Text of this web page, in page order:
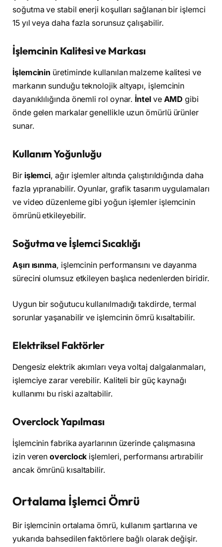
soğutma ve stabil enerji koşulları sağlanan bir işlemci
15 yıl veya daha fazla sorunsuz çalışabilir.
İşlemcinin Kalitesi ve Markası
İşlemcinin üretiminde kullanılan malzeme kalitesi ve
markanın sunduğu teknolojik altyapı, işlemcinin
dayanıklılığında önemli rol oynar. İntel ve AMDgibi
önde gelen markalar genellikle uzun ömürlü ürünler
sunar.
Kullanım Yoğunluğu
Bir işlemci, ağır işlemler altında çalıştırıldığında daha
fazla yıpranabilir. Oyunlar, grafik tasarım uygulamaları
ve video düzenleme gibi yoğun işlemler işlemcinin
ömrünü etkileyebilir.
Soğutma ve İşlemci Sıcaklığı
Aşırı ısınma, işlemcinin performansını ve dayanma
sürecini olumsuz etkileyen başlıca nedenlerden biridir.
Uygun bir soğutucu kullanılmadığı takdirde, termal
sorunlar yaşanabilir ve işlemcinin ömrü kısaltabilir.
Elektriksel Faktörler
Dengesiz elektrik akımları veya voltaj dalgalanmaları,
işlemciye zarar verebilir. Kaliteli bir güç kaynağı
kullanımı bu riski azaltabilir.
Overclock Yapılması
İşlemcinin fabrika ayarlarının üzerinde çalışmasına
izin verenoverclock işlemleri, performansı artırabilir
ancak ömrünü kısaltabilir.
Ortalama İşlemci Ömrü
Bir işlemcinin ortalama ömrü, kullanım şartlarına ve
yukarıda bahsedilen faktörlere bağlı olarak değişir.